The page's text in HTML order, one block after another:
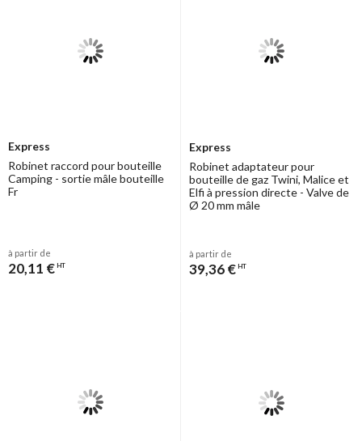
Express
Robinet raccord pour bouteille
Camping - sortie mâle bouteille
Fr
à partir de
20,11 € HT
Express
Robinet adaptateur pour
bouteille de gaz Twini, Malice et
Elfi à pression directe - Valve de
Ø 20 mm mâle
à partir de
39,36 € HT